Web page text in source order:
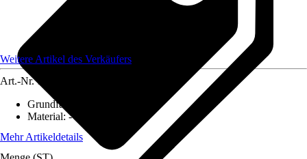
Weitere Artikel des Verkäufers
Art.-Nr. 12584299
Grundfarbe
Material:-
Mehr Artikeldetails